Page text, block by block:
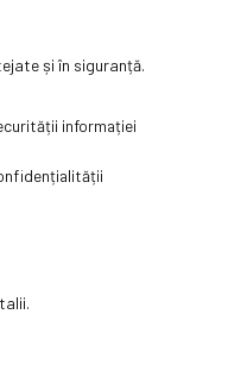
și în siguranță.
informației